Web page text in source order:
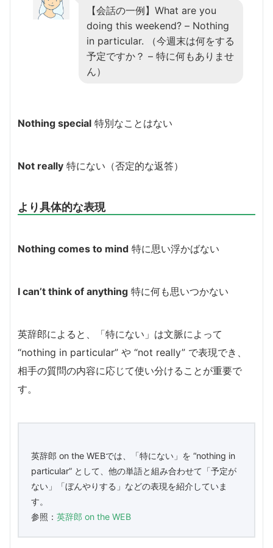
【会話の一例】What are you
doing this weekend? – Nothing
in particular. （今週末は何をする
予定ですか？ – 特に何もありませ
ん）
Nothing special 特別なことはない
Not really 特にない（否定的な返答）
より具体的な表現
Nothing comes to mind 特に思い浮かばない
I can’t think of anything 特に何も思いつかない
英辞郎によると、「特にない」は文脈によって
“nothing in particular” や “not really” で表現でき、
相手の質問の内容に応じて使い分けることが重要で
す。
英辞郎 on the WEBでは、「特にない」を “nothing in
particular” として、他の単語と組み合わせて「予定が
ない」「ぼんやりする」などの表現を紹介していま
す。
参照： 英辞郎 on the WEB